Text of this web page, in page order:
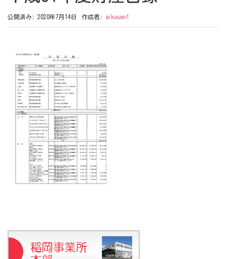
公開済み: 2020年7月14日 作成者: aikouen1